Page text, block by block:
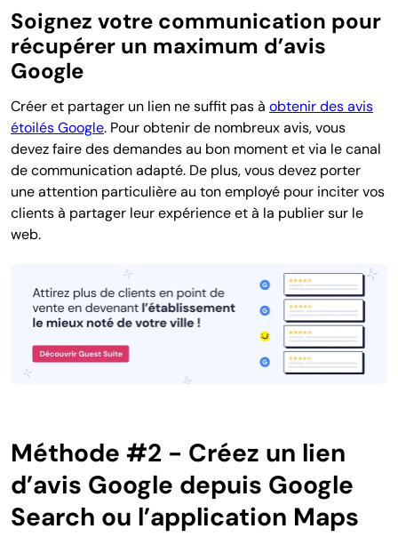
Soignez votre communication pour
récupérer un maximum d’avis
Google
Créer et partager un lien ne suffit pas à obtenir des avis
étoilés Google. Pour obtenir de nombreux avis, vous
devez faire des demandes au bon moment et via le canal
de communication adapté. De plus, vous devez porter
une attention particulière au ton employé pour inciter vos
clients à partager leur expérience et à la publier sur le
web.
Méthode #2 - Créez un lien
d’avis Google depuis Google
Search ou l’application Maps